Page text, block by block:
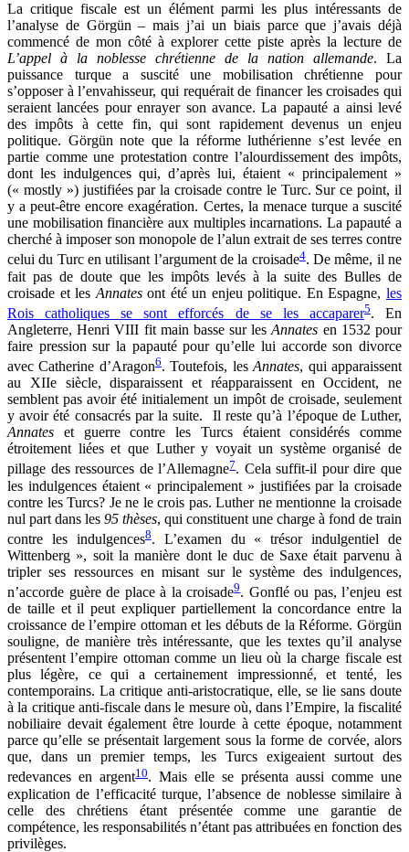
La critique fiscale est un élément parmi les plus intéressants de
l’analyse de Görgün – mais j’ai un biais parce que j’avais déjà
commencé de mon côté à explorer cette piste après la lecture de
L’appel à la noblesse chrétienne de la nation allemande. La
puissance turque a suscité une mobilisation chrétienne pour
s’opposer à l’envahisseur, qui requérait de financer les croisades qui
seraient lancées pour enrayer son avance. La papauté a ainsi levé
des impôts à cette fin, qui sont rapidement devenus un enjeu
politique. Görgün note que la réforme luthérienne s’est levée en
partie comme une protestation contre l’alourdissement des impôts,
dont les indulgences qui, d’après lui, étaient « principalement »
(« mostly ») justifiées par la croisade contre le Turc. Sur ce point, il
y a peut-être encore exagération. Certes, la menace turque a suscité
une mobilisation financière aux multiples incarnations. La papauté a
cherché à imposer son monopole de l’alun extrait de ses terres contre
celui du Turc en utilisant l’argument de la croisade4. De même, il ne
fait pas de doute que les impôts levés à la suite des Bulles de
croisade et les Annatesont été un enjeu politique. En Espagne,les
Rois catholiques se sont efforcés de se les accaparer5. En
Angleterre, Henri VIII fit main basse sur lesAnnates en 1532 pour
faire pression sur la papauté pour qu’elle lui accorde son divorce
avec Catherine d’Aragon6. Toutefois, lesAnnates, qui apparaissent
au XIIe siècle, disparaissent et réapparaissent en Occident, ne
semblent pas avoir été initialement un impôt de croisade, seulement
y avoir été consacrés par la suite. Il reste qu’à l’époque de Luther,
Annates et guerre contre les Turcs étaient considérés comme
étroitement liées et que Luther y voyait un système organisé de
pillage des ressources de l’Allemagne7. Cela suffit-il pour dire que
les indulgences étaient « principalement » justifiées par la croisade
contre les Turcs? Je ne le crois pas. Luther ne mentionne la croisade
nul part dans les 95 thèses, qui constituent une charge à fond de train
contre les indulgences8. L’examen du « trésor indulgentiel de
Wittenberg », soit la manière dont le duc de Saxe était parvenu à
tripler ses ressources en misant sur le système des indulgences,
n’accorde guère de place à la croisade9. Gonflé ou pas, l’enjeu est
de taille et il peut expliquer partiellement la concordance entre la
croissance de l’empire ottoman et les débuts de la Réforme. Görgün
souligne, de manière très intéressante, que les textes qu’il analyse
présentent l’empire ottoman comme un lieu où la charge fiscale est
plus légère, ce qui a certainement impressionné, et tenté, les
contemporains. La critique anti-aristocratique, elle, se lie sans doute
à la critique anti-fiscale dans le mesure où, dans l’Empire, la fiscalité
nobiliaire devait également être lourde à cette époque, notamment
parce qu’elle se présentait largement sous la forme de corvée, alors
que, dans un premier temps, les Turcs exigeaient surtout des
redevances en argent10. Mais elle se présenta aussi comme une
explication de l’efficacité turque, l’absence de noblesse similaire à
celle des chrétiens étant présentée comme une garantie de
compétence, les responsabilités n’étant pas attribuées en fonction des
privilèges.